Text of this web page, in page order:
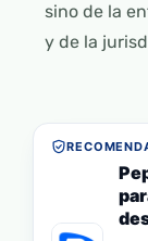
sino de la
y de la